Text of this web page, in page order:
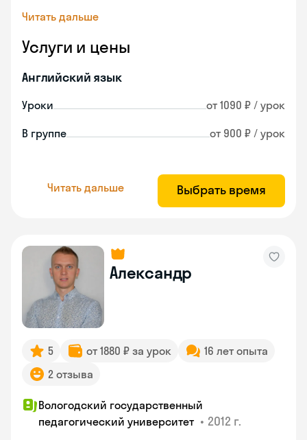
Читать дальше
Услуги и цены
Английский язык
Уроки от 1090 ₽ / урок
В группе от 900 ₽ / урок
Читать дальше Выбрать время
Александр
5 от 1880 ₽ за урок
16 лет опыта
2 отзыва
Вологодский государственный
педагогический университет • 2012 г.